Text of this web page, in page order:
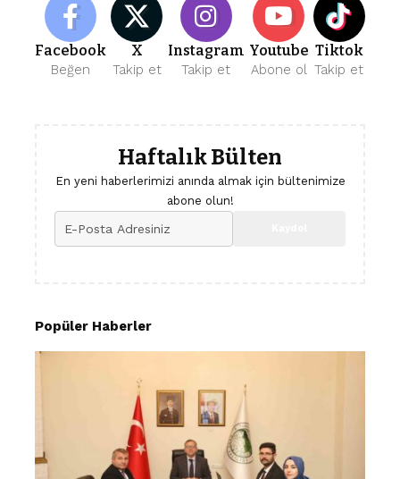
Facebook
Beğen
X
Takip et
Instagram
Takip et
Youtube
Abone ol
Tiktok
Takip et
Haftalık Bülten
En yeni haberlerimizi anında almak için bültenimize
abone olun!
Popüler Haberler